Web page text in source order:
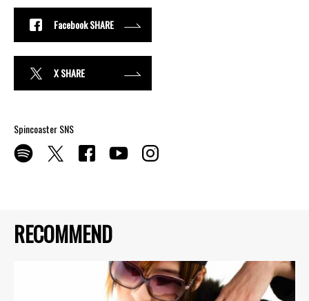
RECOMMEND
Facebook SHARE
X SHARE
Spincoaster SNS